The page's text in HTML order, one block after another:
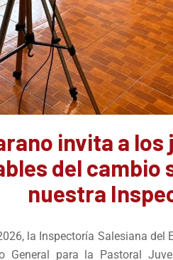
invita a
del cambio
nuestra
la Inspectoría Salesiana del
General para la Pastoral